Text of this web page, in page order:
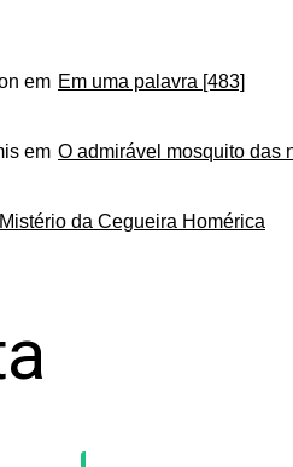
em Em uma palavra [483]
em O admirável mosquito das
da Cegueira Homérica